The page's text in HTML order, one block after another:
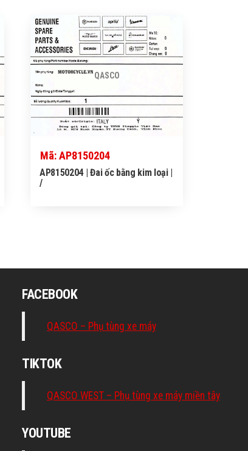
QASCO
Mã: AP8150204
AP8150204 | Đai ốc bằng kim loại |
/
FACEBOOK
QASCO – Phụ tùng xe máy
TIKTOK
QASCO WEST – Phụ tùng xe máy miền tây
YOUTUBE